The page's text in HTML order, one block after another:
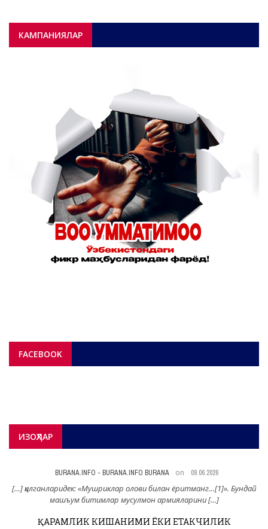
КАМПАНИЯЛАР
FACEBOOK
ИЗОҲЛАР
- BURANA.INFO BURANA on 09.06.2026
олови билан ёритманг…[1]». Бундай
мусулмон армияларини […]
КИШАНИМИ ЁКИ ЕТАКЧИЛИК
BURANA.INFO -
[…]
жосуси Глабб Пошо[1]